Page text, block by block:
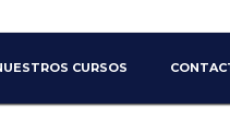
CURSOS